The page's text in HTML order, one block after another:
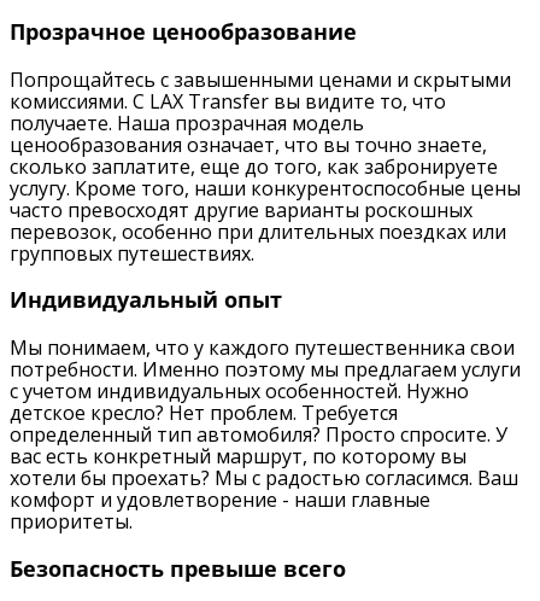
Прозрачное ценообразование
Попрощайтесь с завышенными ценами и скрытыми
комиссиями. С LAX Transfer вы видите то, что
получаете. Наша прозрачная модель
ценообразования означает, что вы точно знаете,
сколько заплатите, еще до того, как забронируете
услугу. Кроме того, наши конкурентоспособные цены
часто превосходят другие варианты роскошных
перевозок, особенно при длительных поездках или
групповых путешествиях.
Индивидуальный опыт
Мы понимаем, что у каждого путешественника свои
потребности. Именно поэтому мы предлагаем услуги
с учетом индивидуальных особенностей. Нужно
детское кресло? Нет проблем. Требуется
определенный тип автомобиля? Просто спросите. У
вас есть конкретный маршрут, по которому вы
хотели бы проехать? Мы с радостью согласимся. Ваш
комфорт и удовлетворение - наши главные
приоритеты.
Безопасность превыше всего